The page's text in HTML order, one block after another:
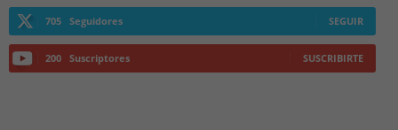
705 Seguidores SEGUIR
200 Suscriptores SUSCRIBIRTE